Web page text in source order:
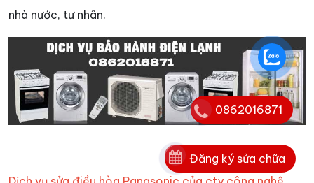
nhà nước, tư nhân.
Đăng ký sửa chữa
0862016871